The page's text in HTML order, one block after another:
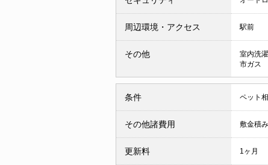
周辺環境・アクセス 駅前
その他 室内洗
市ガス
条件 ペット
その他諸費用 敷金積
更新料 1ヶ月